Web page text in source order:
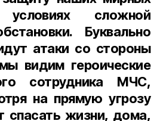
сложной
Буквально
атаки со стороны
видим героические
сотрудника МЧС,
на прямую угрозу
спасать жизни, дома,